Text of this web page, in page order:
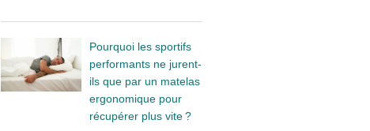
Pourquoi les sportifs
performants ne jurent-
ils que par un matelas
ergonomique pour
récupérer plus vite ?